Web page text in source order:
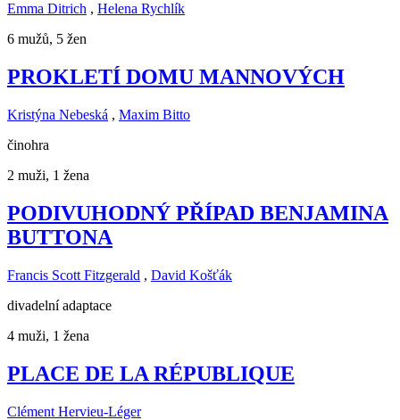
Emma Ditrich , Helena Rychlík
6 mužů, 5 žen
PROKLETÍ DOMU MANNOVÝCH
Kristýna Nebeská , Maxim Bitto
činohra
2 muži, 1 žena
PODIVUHODNÝ PŘÍPAD BENJAMINA
BUTTONA
Francis Scott Fitzgerald , David Košťák
divadelní adaptace
4 muži, 1 žena
PLACE DE LA RÉPUBLIQUE
Clément Hervieu-Léger